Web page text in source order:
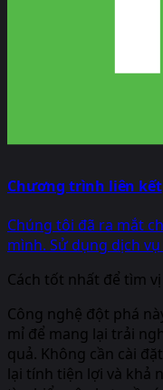
Chương trình liên kết
Chúng tôi đã ra mắt
mình. Sử dụng dịch
Cách tốt nhất để tìm
Công nghệ đột phá
mỉ để mang lại trải
quả. Không cần cài
lại tính tiện lợi và khả